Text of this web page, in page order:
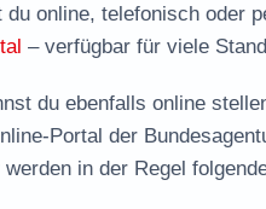
du online, telefonisch oder
– verfügbar für viele
du ebenfalls online
Portal der
in der Regel